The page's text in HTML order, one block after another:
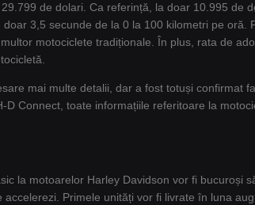
de dolari. Ca referință, la doar 10.995
3,5 secunde de la 0 la 100 kilometri pe
motociclete tradiționale. În plus, rata de
mai multe detalii, dar a fost totuși
D Connect, toate informațiile referitoare la
la motoarelor Harley Davidson vor fi
Primele unități vor fi livrate în luna